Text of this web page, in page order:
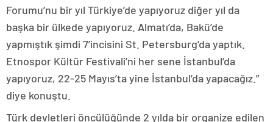
Forumu’nu bir yıl Türkiye’de yapıyoruz diğer yıl da
başka bir ülkede yapıyoruz. Almatı’da, Bakü’de
yapmıştık şimdi 7’incisini St. Petersburg’da yaptık.
Etnospor Kültür Festivali’ni her sene İstanbul’da
yapıyoruz, 22-25 Mayıs’ta yine İstanbul’da yapacağız.”
diye konuştu.
Türk devletleri öncülüğünde 2 yılda bir organize edilen